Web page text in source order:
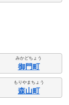
みかどちょう
御門町
もりやまちょう
森山町